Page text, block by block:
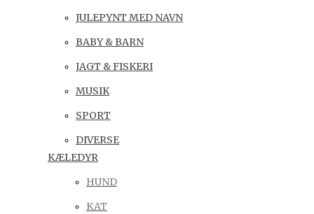
JULEPYNT MED NAVN
BABY & BARN
JAGT & FISKERI
MUSIK
SPORT
DIVERSE
KÆLEDYR
HUND
KAT